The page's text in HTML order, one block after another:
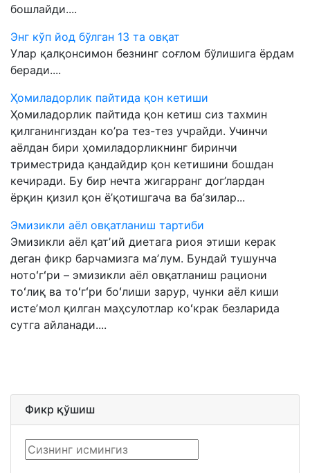
бошлайди....
Энг кўп йод бўлган 13 та овқат
Улар қалқонсимон безнинг соғлом бўлишига ёрдам
беради....
Ҳомиладорлик пайтида қон кетиши
Ҳомиладорлик пайтида қон кетиш сиз тахмин
қилганингиздан ко’ра тез-тез учрайди. Учинчи
аёлдан бири ҳомиладорликнинг биринчи
триместрида қандайдир қон кетишини бошдан
кечиради. Бу бир нечта жигарранг дог’лардан
ёрқин қизил қон ё’қотишгача ва ба’зилар...
Эмизикли аёл овқатланиш тартиби
Эмизикли аёл қатʼий диетага риоя этиши керак
деган фикр барчамизга маʼлум. Бундай тушунча
нотоʻгʻри – эмизикли аёл овқатланиш рациони
тоʻлиқ ва тоʻгʻри боʻлиши зарур, чунки аёл киши
истеʼмол қилган маҳсулотлар коʻкрак безларида
сутга айланади....
Фикр қўшиш